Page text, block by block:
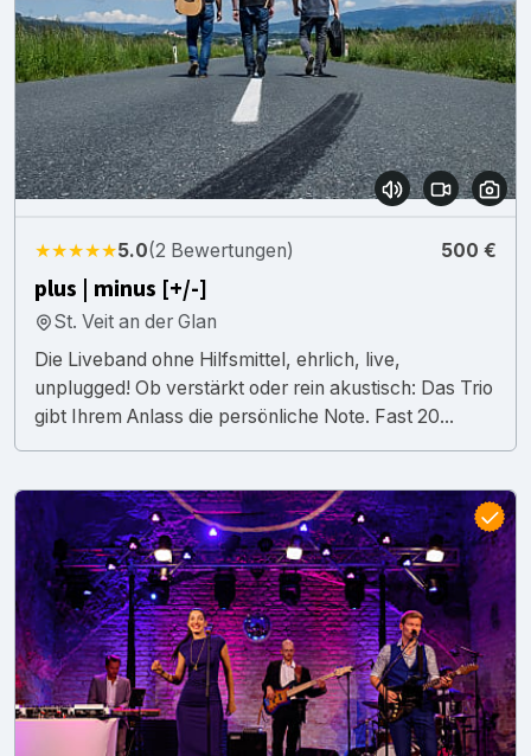
★★★★★5.0(2 Bewertungen) 500 €
plus | minus [+/-]
St. Veit an der Glan
Die Liveband ohne Hilfsmittel, ehrlich, live,
unplugged! Ob verstärkt oder rein akustisch: Das Trio
gibt Ihrem Anlass die persönliche Note. Fast 20...